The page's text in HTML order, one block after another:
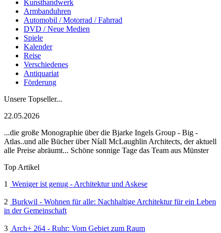
Kunsthandwerk
Armbanduhren
Automobil / Motorrad / Fahrrad
DVD / Neue Medien
Spiele
Kalender
Reise
Verschiedenes
Antiquariat
Förderung
Unsere Topseller...
22.05.2026
...die große Monographie über die Bjarke Ingels Group - Big -
Atlas..und alle Bücher über Níall McLaughlin Architects, der aktuell
alle Preise abräumt... Schöne sonnige Tage das Team aus Münster
Top Artikel
1
Weniger ist genug - Architektur und Askese
2 Burkwil - Wohnen für alle: Nachhaltige Architektur für ein Leben
in der Gemeinschaft
3 Arch+ 264 - Ruhr: Vom Gebiet zum Raum